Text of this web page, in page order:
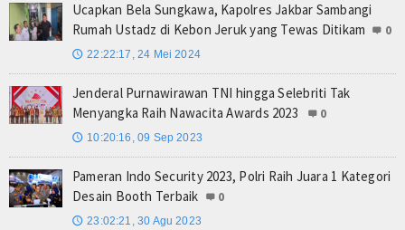
Ucapkan Bela Sungkawa, Kapolres Jakbar Sambangi
Rumah Ustadz di Kebon Jeruk yang Tewas Ditikam
0
🕔 22:22:17, 24 Mei 2024
Jenderal Purnawirawan TNI hingga Selebriti Tak
Menyangka Raih Nawacita Awards 2023
0
🕔 10:20:16, 09 Sep 2023
Pameran Indo Security 2023, Polri Raih Juara 1 Kategori
Desain Booth Terbaik
0
🕔 23:02:21, 30 Agu 2023